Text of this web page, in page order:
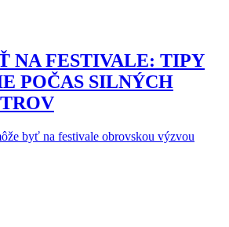
NA FESTIVALE: TIPY
POČAS SILNÝCH
byť na festivale obrovskou výzvou